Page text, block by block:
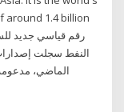
around 1.4 billion
النفط سجلت
الماضي،